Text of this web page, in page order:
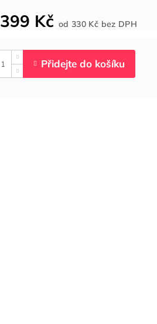
399 Kč od330 Kč bez DPHcena: